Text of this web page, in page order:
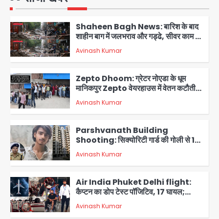
2
Shaheen Bagh News: बारिश के बाद
शाहीन बाग में जलभराव और गड्ढे, सीवर काम से
लोग परेशान
Avinash Kumar
3
Zepto Dhoom: ग्रेटर नोएडा के धूम
मानिकपुर Zepto वेयरहाउस में वेतन कटौती
को लेकर 100 से ज्यादा कर्मचारियों का विरोध
प्रदर्शन
Avinash Kumar
4
Parshvanath Building
वर्षीय किशोर की मौत
Avinash Kumar
5
Air India Phuket Delhi flight:
DGCA जांच जारी
Avinash Kumar
Mamata Banerjee Convoy